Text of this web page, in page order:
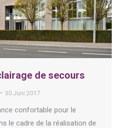
de secours
30 Juni 2017
confortable pour le
le cadre de la réalisation de